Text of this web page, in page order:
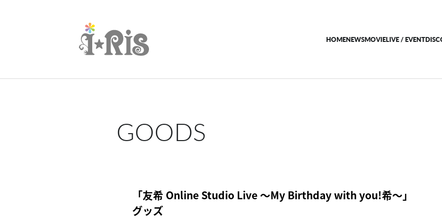
HOMENEWSMOVIELIVE / EVENT
GOODS
「友希 Online Studio Live ～My Birthday with you!希～」
グッズ